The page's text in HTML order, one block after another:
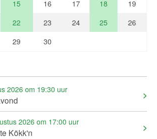
15 16 17 18
19
22 23 24 25
26
29 30
2026 om 19:30 uur
2026 om 17:00 uur
Kökk'n